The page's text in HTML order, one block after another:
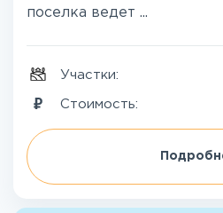
поселка ведет ...
Участки:
Стоимость: